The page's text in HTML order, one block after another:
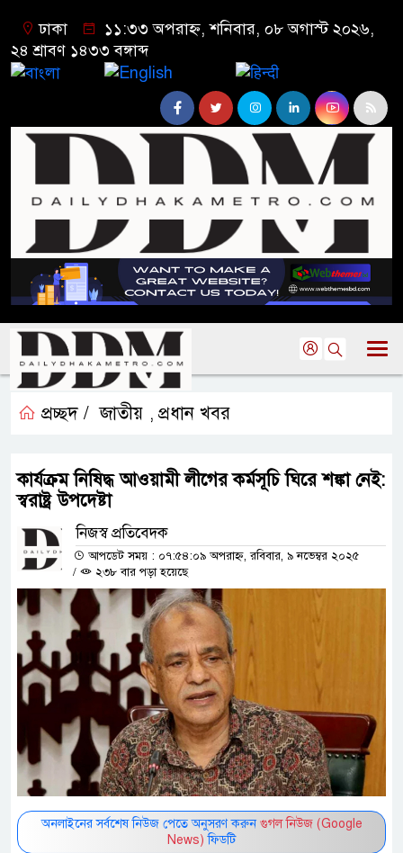
ঢাকা
১১:৩৩ অপরাহ্ন, শনিবার, ০৮ অগাস্ট ২০২৬,
২৪ শ্রাবণ ১৪৩৩ বঙ্গাব্দ
প্রচ্ছদ / জাতীয় , প্রধান খবর
কার্যক্রম নিষিদ্ধ আওয়ামী লীগের কর্মসূচি ঘিরে শঙ্কা নেই:
স্বরাষ্ট্র উপদেষ্টা
নিজস্ব প্রতিবেদক
আপডেট সময় : ০৭:৫৪:০৯ অপরাহ্ন, রবিবার, ৯ নভেম্বর ২০২৫
/
২৩৮ বার পড়া হয়েছে
অনলাইনের সর্বশেষ নিউজ পেতে অনুসরণ করুন গুগল নিউজ (Google
News) ফিডটি